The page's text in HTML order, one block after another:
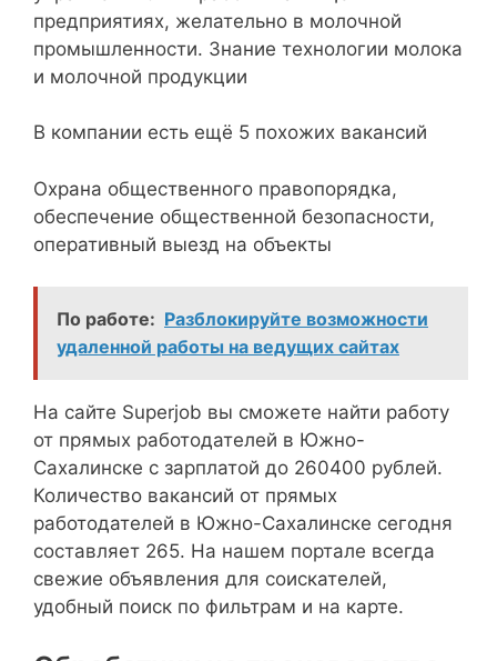
предприятиях, желательно в молочной
промышленности. Знание технологии молока
и молочной продукции
В компании есть ещё 5 похожих вакансий
Охрана общественного правопорядка,
обеспечение общественной безопасности,
оперативный выезд на объекты
По работе: Разблокируйте возможности
удаленной работы на ведущих сайтах
На сайте Superjob вы сможете найти работу
от прямых работодателей в Южно-
Сахалинске с зарплатой до 260400 рублей.
Количество вакансий от прямых
работодателей в Южно-Сахалинске сегодня
составляет 265. На нашем портале всегда
свежие объявления для соискателей,
удобный поиск по фильтрам и на карте.